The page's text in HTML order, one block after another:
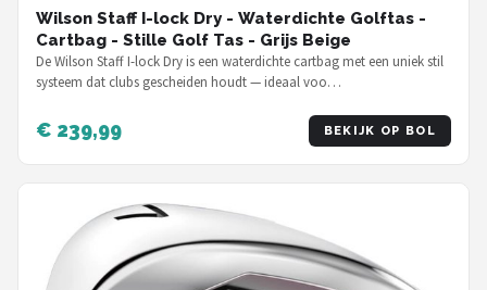
Wilson Staff I-lock Dry - Waterdichte Golftas -
Cartbag - Stille Golf Tas - Grijs Beige
De Wilson Staff I-lock Dry is een waterdichte cartbag met een uniek stil
systeem dat clubs gescheiden houdt — ideaal voo…
€ 239,99 BEKIJK OP BOL